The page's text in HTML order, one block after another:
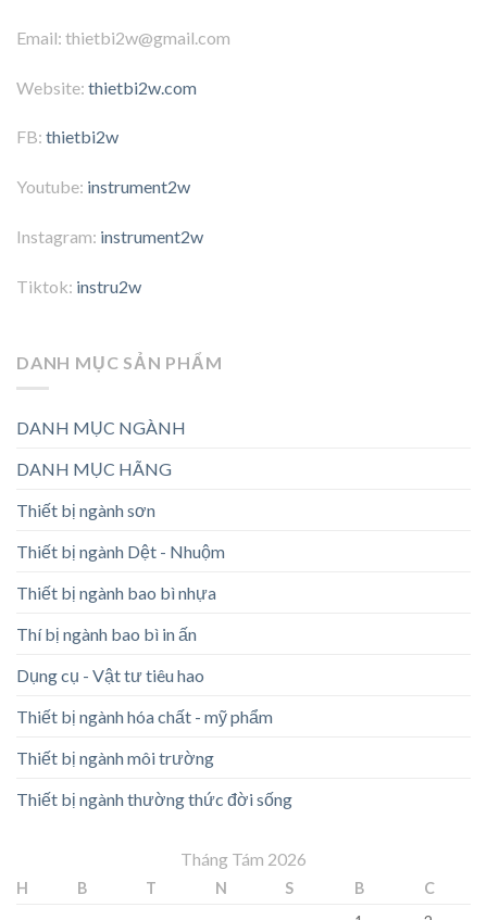
Email: thietbi2w@gmail.com
Website: thietbi2w.com
FB: thietbi2w
Youtube: instrument2w
Instagram: instrument2w
Tiktok: instru2w
DANH MỤC SẢN PHẨM
DANH MỤC NGÀNH
DANH MỤC HÃNG
Thiết bị ngành sơn
Thiết bị ngành Dệt - Nhuộm
Thiết bị ngành bao bì nhựa
Thí bị ngành bao bì in ấn
Dụng cụ - Vật tư tiêu hao
Thiết bị ngành hóa chất - mỹ phẩm
Thiết bị ngành môi trường
Thiết bị ngành thường thức đời sống
Tháng Tám 2026
H B T N S B
C